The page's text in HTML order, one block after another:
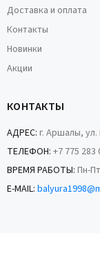
Доставка и оплата
Контакты
Новинки
Акции
КОНТАКТЫ
АДРЕС: г. Аршалы,
ТЕЛЕФОН: +7 775 283
ВРЕМЯ РАБОТЫ: Пн-
E-MAIL: